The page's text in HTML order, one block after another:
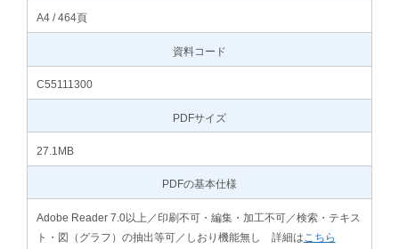
A4 / 464頁
資料コード
C55111300
PDFサイズ
27.1MB
PDFの基本仕様
Adobe Reader 7.0以上／印刷不可・編集・加工不可／検索・テキス
ト・図（グラフ）の抽出等可／しおり機能無し 詳細は こちら